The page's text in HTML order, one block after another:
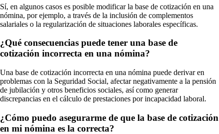
Sí, en algunos casos es posible modificar la base de cotización en una
nómina, por ejemplo, a través de la inclusión de complementos
salariales o la regularización de situaciones laborales específicas.
¿Qué consecuencias puede tener una base de
cotización incorrecta en una nómina?
Una base de cotización incorrecta en una nómina puede derivar en
problemas con la Seguridad Social, afectar negativamente a la pensión
de jubilación y otros beneficios sociales, así como generar
discrepancias en el cálculo de prestaciones por incapacidad laboral.
¿Cómo puedo asegurarme de que la base de cotización
en mi nómina es la correcta?